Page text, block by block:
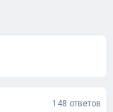
148 ответов